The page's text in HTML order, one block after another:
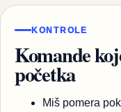
KONTROLE
Komande
početka
Miš pomera